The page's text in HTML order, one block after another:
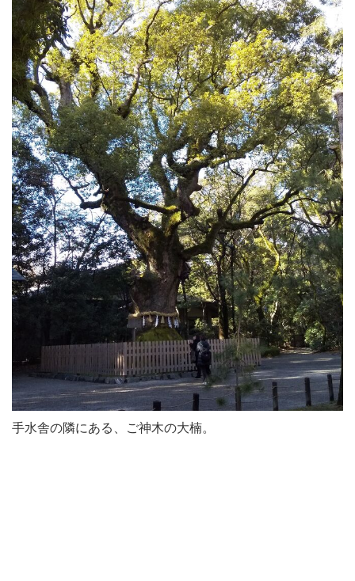
手水舎の隣にある、ご神木の大楠。